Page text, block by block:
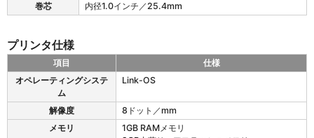
0
リ
ボ
ン
巻芯
内径1.0インチ／25.4mm
プリンタ仕様
6
項目
仕様
オペレーティングシステ
ム
Link-OS
解像度
8ドット／mm
メモリ
1GB RAMメモリ